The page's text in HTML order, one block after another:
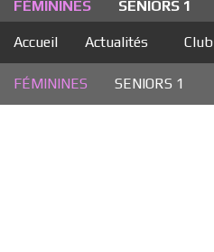
FÉMININES SENIORS 1
Accueil Actualités Club
FÉMININES SENIORS 1